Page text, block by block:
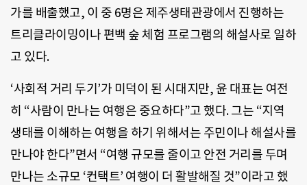
가를 배출했고, 이 중 6명은 제주생태관광에서 진행하는
트리클라이밍이나 편백 숲 체험 프로그램의 해설사로 일하
고 있다.
‘사회적 거리 두기’가 미덕이 된 시대지만, 윤 대표는 여전
히 “사람이 만나는 여행은 중요하다”고 했다. 그는 “지역
생태를 이해하는 여행을 하기 위해서는 주민이나 해설사를
만나야 한다”면서 “여행 규모를 줄이고 안전 거리를 두며
만나는 소규모 ‘컨택트’ 여행이 더 활발해질 것”이라고 했